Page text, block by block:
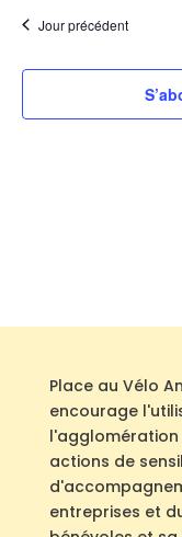
Jour précédent
Place au Vélo
encourage
l'agglomération
actions de
entreprises et